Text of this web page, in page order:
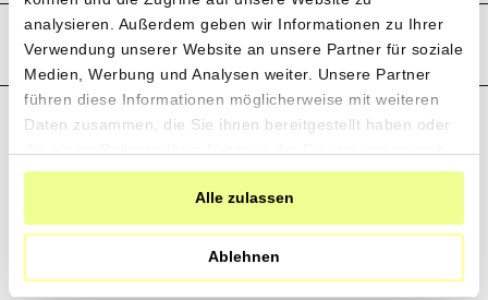
analysieren. Außerdem geben wir Informationen zu Ihrer
Verwendung unserer Website an unsere Partner für soziale
Medien, Werbung und Analysen weiter. Unsere Partner
führen diese Informationen möglicherweise mit weiteren
Daten zusammen, die Sie ihnen bereitgestellt haben oder
haben.
Alle zulassen
Ablehnen
Rezensionen
Direkt vom Feld in deine
Küche